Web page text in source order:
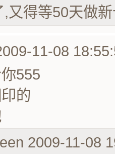
,又得等50天做
11-08
555
的
2009-11-08